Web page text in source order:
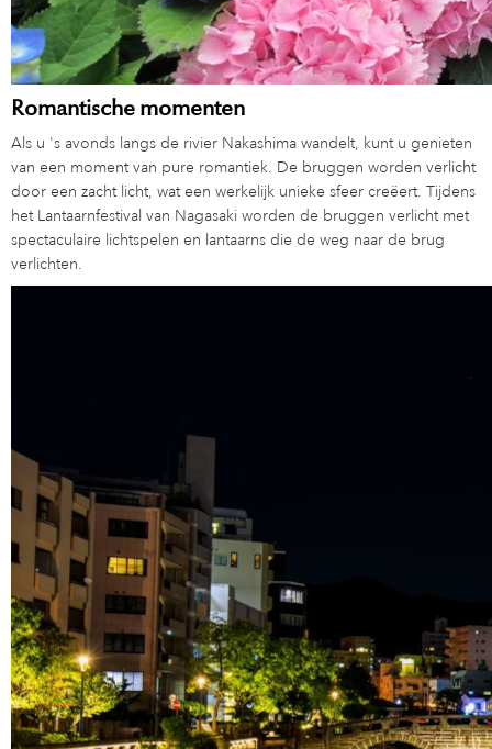
Romantische momenten
Als u 's avonds langs de rivier Nakashima wandelt, kunt u genieten
van een moment van pure romantiek. De bruggen worden verlicht
door een zacht licht, wat een werkelijk unieke sfeer creëert. Tijdens
het Lantaarnfestival van Nagasaki worden de bruggen verlicht met
spectaculaire lichtspelen en lantaarns die de weg naar de brug
verlichten.